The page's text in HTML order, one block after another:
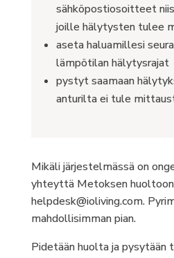
sähköpostiosoitteet
joille hälytysten tulee
aseta haluamillesi
lämpötilan hälytysrajat
pystyt saamaan
anturilta ei tule
Mikäli järjestelmässä on
yhteyttä Metoksen
helpdesk@ioliving.com.
mahdollisimman pian.
Pidetään huolta ja pysytään